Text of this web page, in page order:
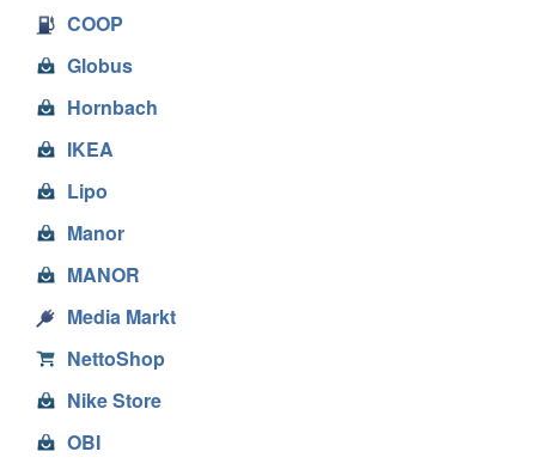
COOP
Globus
Hornbach
IKEA
Lipo
Manor
MANOR
Media Markt
NettoShop
Nike Store
OBI